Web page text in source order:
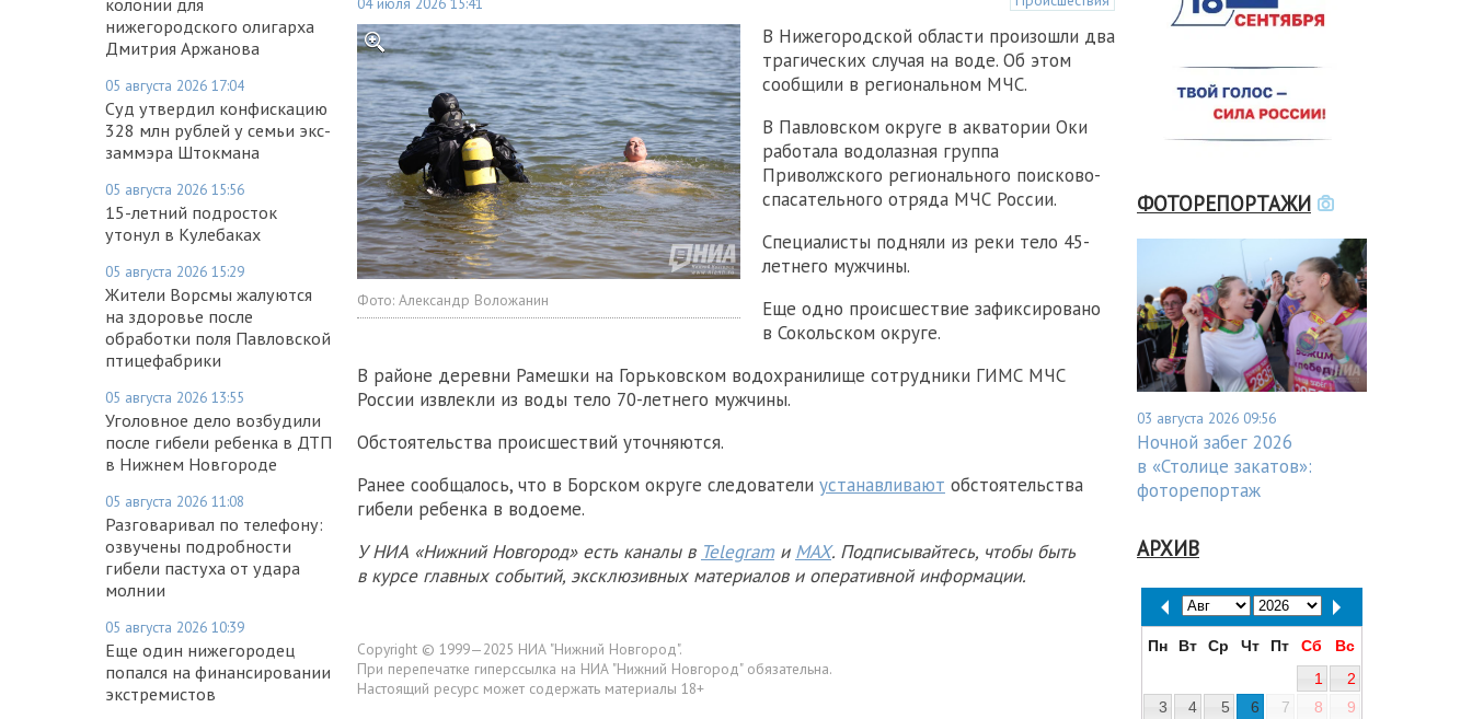
нижегородского олигарха
Дмитрия Аржанова
05 августа 2026 17:04
Суд утвердил конфискацию
328 млн рублей у семьи экс-
заммэра Штокмана
05 августа 2026 15:56
15-летний подросток
утонул в Кулебаках
05 августа 2026 15:29
Жители Ворсмы жалуются
на здоровье после
обработки поля Павловской
птицефабрики
05 августа 2026 13:55
Уголовное дело возбудили
после гибели ребенка в ДТП
в Нижнем Новгороде
05 августа 2026 11:08
Разговаривал по телефону:
озвучены подробности
гибели пастуха от удара
молнии
05 августа 2026 10:39
Еще один нижегородец
попался на финансировании
экстремистов
Фото: Александр Воложанин
В Нижегородской области произошли два
трагических случая на воде. Об этом
сообщили в региональном МЧС.
В Павловском округе в акватории Оки
работала водолазная группа
Приволжского регионального поисково-
спасательного отряда МЧС России.
Специалисты подняли из реки тело 45-
летнего мужчины.
Еще одно происшествие зафиксировано
в Сокольском округе.
В районе деревни Рамешки на Горьковском водохранилище сотрудники ГИМС МЧС
России извлекли из воды тело 70-летнего мужчины.
Обстоятельства происшествий уточняются.
Ранее сообщалось, что в Борском округе следователи устанавливают обстоятельства
гибели ребенка в водоеме.
У НИА «Нижний Новгород» есть каналы в Telegram и MAX. Подписывайтесь, чтобы быть
в курсе главных событий, эксклюзивных материалов и оперативной информации.
Copyright © 1999—2025 НИА "Нижний Новгород".
При перепечатке гиперссылка на НИА "Нижний Новгород" обязательна.
Настоящий ресурс может содержать материалы 18+
ФОТОРЕПОРТАЖИ
03 августа 2026 09:56
Ночной забег 2026
в «Столице закатов»:
фоторепортаж
АРХИВ
Пн Вт Ср Чт Пт Сб
Вс
1
2
3
4 5 6 7 8
9